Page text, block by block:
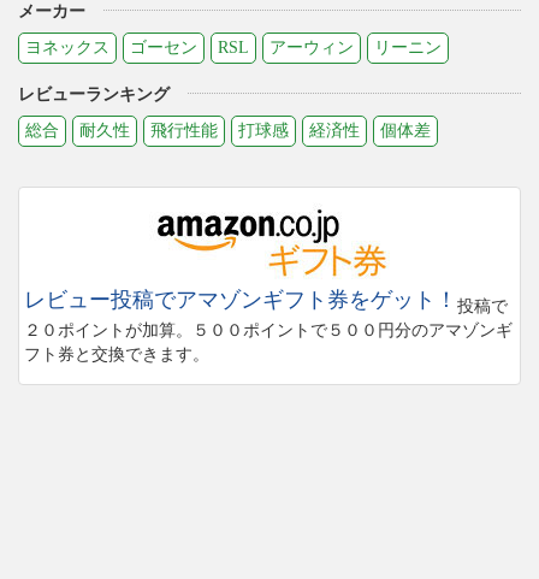
メーカー
ヨネックス
ゴーセン RSL アーウィン リーニン
レビューランキング
総合
耐久性 飛行性能 打球感 経済性 個体差
レビュー投稿でアマゾンギフト券をゲット！ 投稿で
２０ポイントが加算。５００ポイントで５００円分のアマゾンギ
フト券と交換できます。